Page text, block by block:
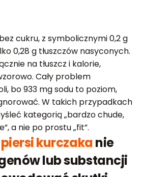
cukru, z symbolicznymi 0,2 g
0,28 g tłuszczów nasyconych.
na tłuszcz i kalorie,
Cały problem
bo 933 mg sodu to poziom,
W takich przypadkach
kategorią „bardzo chude,
a nie po prostu „fit”.
kurczakanie
lub substancji